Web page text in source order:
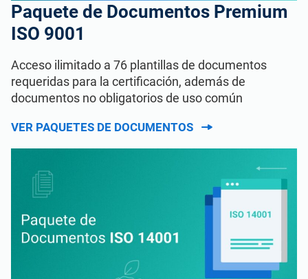
Paquete de Documentos Premium
ISO 9001
Acceso ilimitado a 76 plantillas de documentos
requeridas para la certificación, además de
documentos no obligatorios de uso común
VER PAQUETES DE DOCUMENTOS